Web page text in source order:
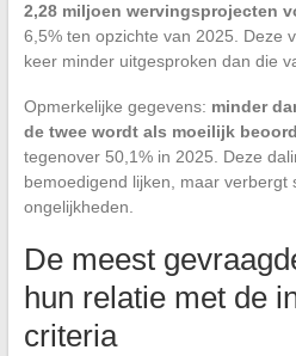
2,28 miljoen wervingsprojecten
6,5% ten opzichte van 2025. Deze
keer minder uitgesproken dan die
Opmerkelijke gegevens: minder
de twee wordt als moeilijk
tegenover 50,1% in 2025. Deze
bemoedigend lijken, maar verbergt
ongelijkheden.
De meest
hun relatie met de
criteria